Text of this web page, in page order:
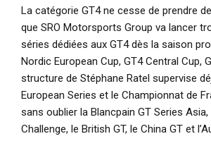
La catégorie GT4 ne cesse de prendre
que SRO Motorsports Group va lancer
séries dédiées aux GT4 dès la saison
Nordic European Cup, GT4 Central Cup,
structure de Stéphane Ratel supervise
European Series et le Championnat de
sans oublier la Blancpain GT Series Asia,
Challenge, le British GT, le China GT et